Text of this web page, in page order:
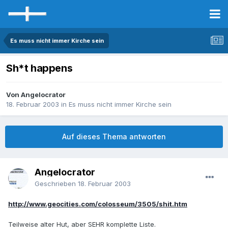
Es muss nicht immer Kirche sein
Sh*t happens
Von Angelocrator
18. Februar 2003 in Es muss nicht immer Kirche sein
Auf dieses Thema antworten
Angelocrator
Geschrieben 18. Februar 2003
http://www.geocities.com/colosseum/3505/shit.htm
Teilweise alter Hut, aber SEHR komplette Liste.